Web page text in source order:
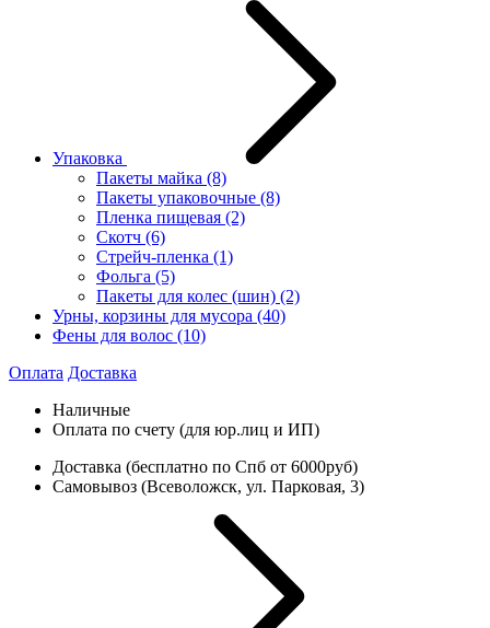
Упаковка
Пакеты майка (8)
Пакеты упаковочные (8)
Пленка пищевая (2)
Скотч (6)
Стрейч-пленка (1)
Фольга (5)
Пакеты для колес (шин) (2)
Урны, корзины для мусора (40)
Фены для волос (10)
Оплата Доставка
Наличные
Оплата по счету (для юр.лиц и ИП)
Доставка (бесплатно по Спб от 6000руб)
Самовывоз (Всеволожск, ул. Парковая, 3)